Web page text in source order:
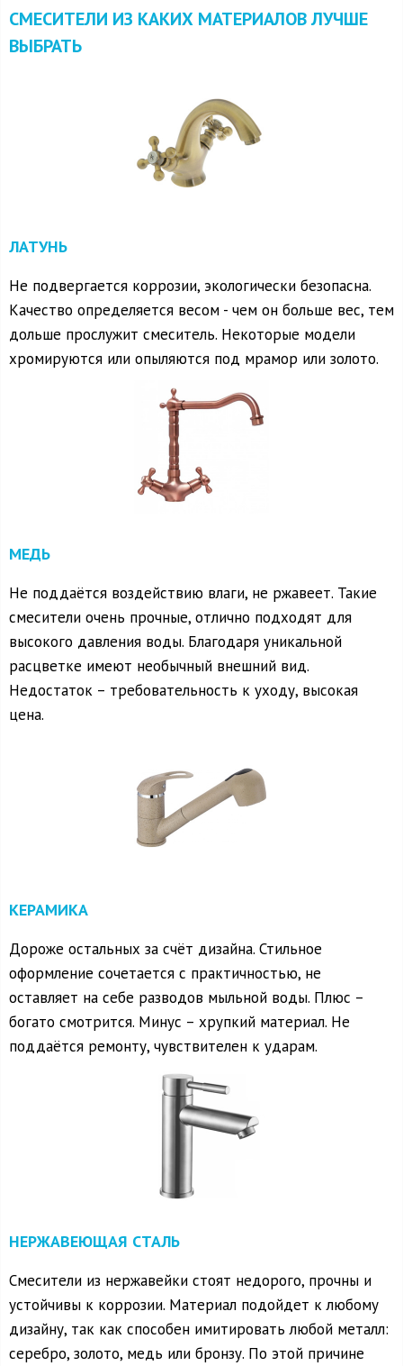
СМЕСИТЕЛИ ИЗ КАКИХ МАТЕРИАЛОВ ЛУЧШЕ
ВЫБРАТЬ
ЛАТУНЬ
Не подвергается коррозии, экологически безопасна.
Качество определяется весом - чем он больше вес, тем
дольше прослужит смеситель. Некоторые модели
хромируются или опыляются под мрамор или золото.
МЕДЬ
Не поддаётся воздействию влаги, не ржавеет. Такие
смесители очень прочные, отлично подходят для
высокого давления воды. Благодаря уникальной
расцветке имеют необычный внешний вид.
Недостаток – требовательность к уходу, высокая
цена.
КЕРАМИКА
Дороже остальных за счёт дизайна. Стильное
оформление сочетается с практичностью, не
оставляет на себе разводов мыльной воды. Плюс –
богато смотрится. Минус – хрупкий материал. Не
поддаётся ремонту, чувствителен к ударам.
НЕРЖАВЕЮЩАЯ СТАЛЬ
Смесители из нержавейки стоят недорого, прочны и
устойчивы к коррозии. Материал подойдет к любому
дизайну, так как способен имитировать любой металл:
серебро, золото, медь или бронзу. По этой причине